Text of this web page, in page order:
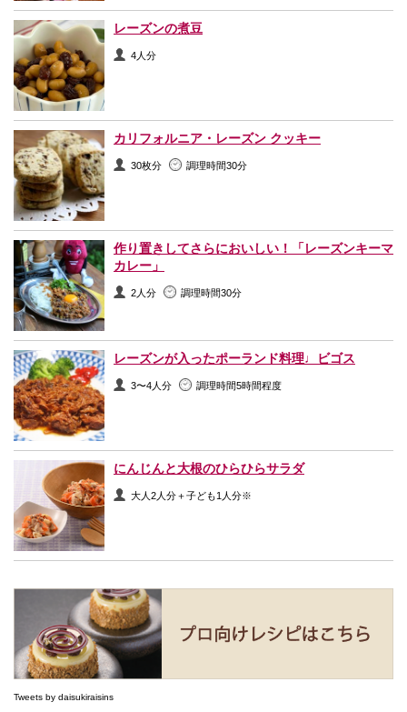
レーズンの煮豆
4人分
カリフォルニア・レーズン クッキー
30枚分 調理時間30分
作り置きしてさらにおいしい！「レーズンキーマ
カレー」
2人分 調理時間30分
レーズンが入ったポーランド料理♩ビゴス
3〜4人分 調理時間5時間程度
にんじんと大根のひらひらサラダ
大人2人分＋子ども1人分※
Tweets by daisukiraisins